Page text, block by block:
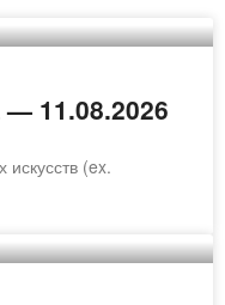
11.08.2026
(ex.